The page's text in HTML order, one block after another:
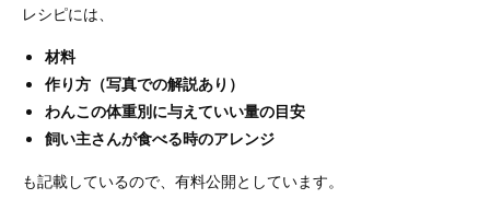
レシピには、
材料
作り方（写真での解説あり）
わんこの体重別に与えていい量の目安
飼い主さんが食べる時のアレンジ
も記載しているので、有料公開としています。